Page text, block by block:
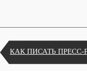
КАК ПИСАТЬ ПРЕСС-